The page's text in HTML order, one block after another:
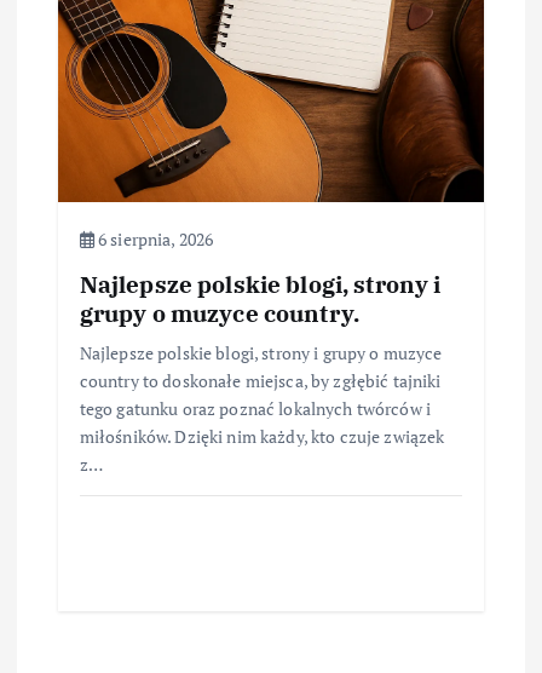
6 sierpnia, 2026
Najlepsze polskie blogi, strony i
grupy o muzyce country.
Najlepsze polskie blogi, strony i grupy o muzyce
country to doskonałe miejsca, by zgłębić tajniki
tego gatunku oraz poznać lokalnych twórców i
miłośników. Dzięki nim każdy, kto czuje związek
z…